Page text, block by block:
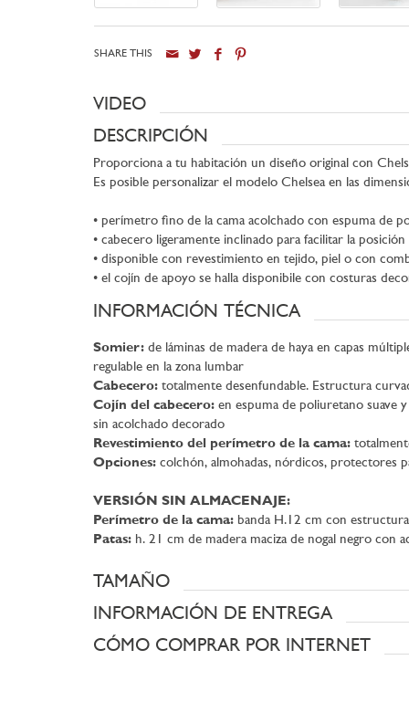
SHARE THIS
VIDEO
DESCRIPCIÓN
Proporciona a tu habitación un diseño original con
Es posible personalizar el modelo Chelsea en las
• perímetro fino de la cama acolchado con espuma de
• cabecero ligeramente inclinado para facilitar la
• disponible con revestimiento en tejido, piel o con
• el cojín de apoyo se halla disponibile con costuras
INFORMACIÓN TÉCNICA
Somier: de láminas de madera de haya en capas
regulable en la zona lumbar
Cabecero: totalmente desenfundable. Estructura
Cojín del cabecero: en espuma de poliuretano suave
sin acolchado decorado
Revestimiento del perímetro de la cama:
Opciones: colchón, almohadas, nórdicos, protectores
VERSIÓN SIN ALMACENAJE:
Perímetro de la cama: banda H.12 cm con
Patas: h. 21 cm de madera maciza de nogal negro con
TAMAÑO
INFORMACIÓN DE ENTREGA
CÓMO COMPRAR POR INTERNET